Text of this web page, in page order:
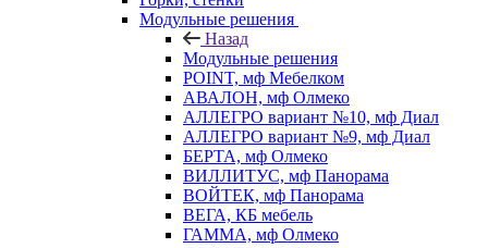
Модульные решения
Назад
Модульные решения
POINT, мф Мебелком
АВАЛОН, мф Олмеко
АЛЛЕГРО вариант №10, мф Диал
АЛЛЕГРО вариант №9, мф Диал
БЕРТА, мф Олмеко
ВИЛЛИТУС, мф Панорама
ВОЙТЕК, мф Панорама
ВЕГА, КБ мебель
ГАММА, мф Олмеко